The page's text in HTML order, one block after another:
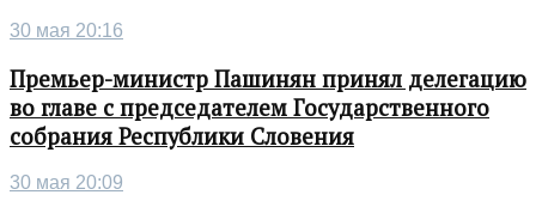
30 мая 20:16
Премьер-министр Пашинян принял делегацию
во главе с председателем Государственного
собрания Республики Словения
30 мая 20:09